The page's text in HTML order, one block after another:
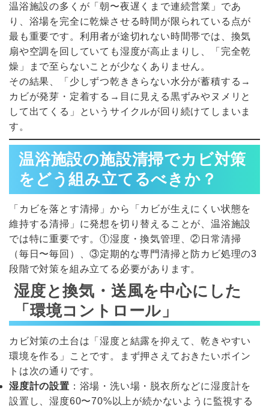
温浴施設の多くが「朝〜夜遅くまで連続営業」であ
り、浴場を完全に乾燥させる時間が限られている点が
最も重要です。利用者が途切れない時間帯では、換気
扇や空調を回していても湿度が高止まりし、「完全乾
燥」まで至らないことが少なくありません。
その結果、「少しずつ乾ききらない水分が蓄積する→
カビが発芽・定着する→目に見える黒ずみやヌメリと
して出てくる」というサイクルが回り続けてしまいま
す。
温浴施設の施設清掃でカビ対策
をどう組み立てるべきか？
「カビを落とす清掃」から「カビが生えにくい状態を
維持する清掃」に発想を切り替えることが、温浴施設
では特に重要です。①湿度・換気管理、②日常清掃
（毎日〜毎回）、③定期的な専門清掃と防カビ処理の3
段階で対策を組み立てる必要があります。
湿度と換気・送風を中心にした
「環境コントロール」
カビ対策の土台は「湿度と結露を抑えて、乾きやすい
環境を作る」ことです。まず押さえておきたいポイン
トは次の通りです。
湿度計の設置 ：浴場・洗い場・脱衣所などに湿度計を
設置し、湿度60〜70%以上が続かないように監視する